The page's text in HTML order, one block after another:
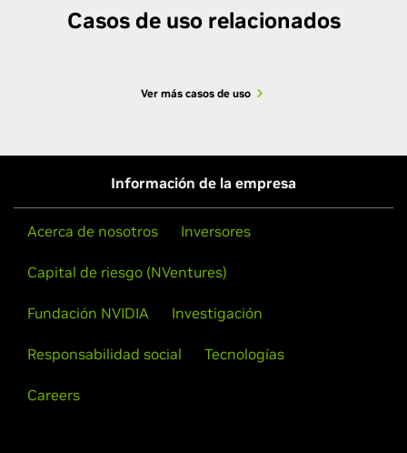
Casos de uso relacionados
Ver más casos de uso
Información de la empresa
Acerca de nosotros Inversores
Capital de riesgo (NVentures)
Fundación NVIDIA Investigación
Responsabilidad social Tecnologías
Careers